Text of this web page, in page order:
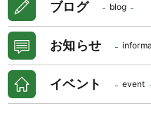
ブログ blog
お知らせ
イベント event